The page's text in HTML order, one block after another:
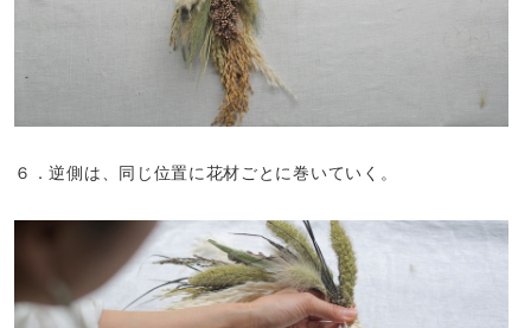
６．逆側は、同じ位置に花材ごとに巻いていく。